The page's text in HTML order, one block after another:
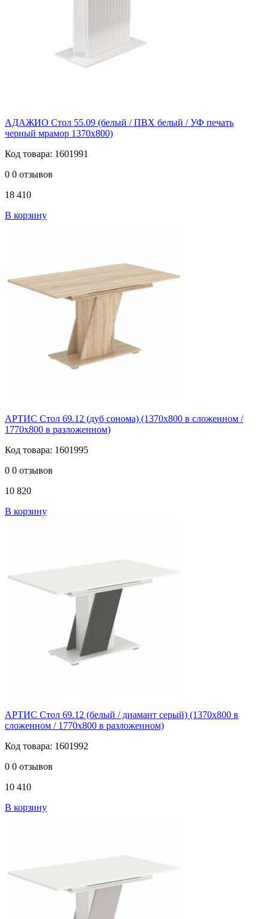
АДАЖИО Стол 55.09 (белый / ПВХ белый / УФ печать
черный мрамор 1370х800)
Код товара: 1601991
0 0 отзывов
18 410
В корзину
АРТИС Стол 69.12 (дуб сонома) (1370х800 в сложенном /
1770х800 в разложенном)
Код товара: 1601995
0 0 отзывов
10 820
В корзину
АРТИС Стол 69.12 (белый / диамант серый) (1370х800 в
сложенном / 1770х800 в разложенном)
Код товара: 1601992
0 0 отзывов
10 410
В корзину